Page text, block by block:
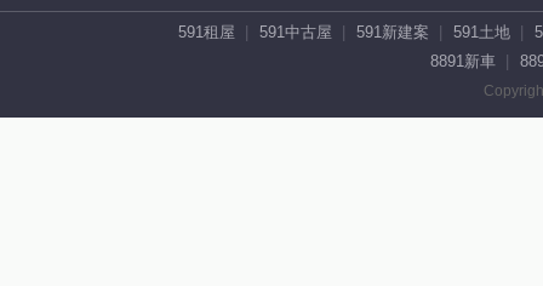
591租屋 591中古屋 591新建案 591土地
8891新車